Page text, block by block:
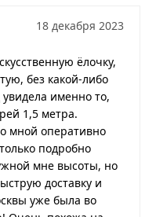
18 декабря 2023
ёлочку,
без какой-либо
именно то,
1,5 метра.
мной оперативно
подробно
мне высоты, но
доставку и
уже была во